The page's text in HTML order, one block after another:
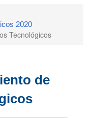
2020
Tecnológicos
de